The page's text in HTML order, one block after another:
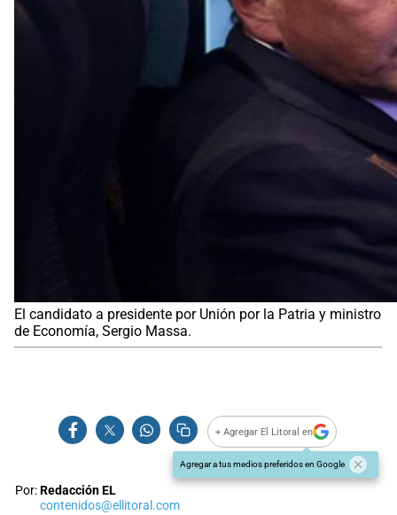
El candidato a presidente por Unión por la Patria y ministro
de Economía, Sergio Massa.
+ Agregar El Litoral en
Agregar a tus medios preferidos en Google
Por:Redacción EL
contenidos@ellitoral.com